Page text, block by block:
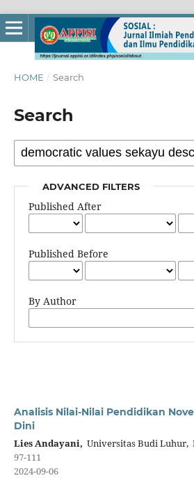
HOME / Search
Search
ADVANCED FILTERS
Published After
Published Before
By Author
Analisis Nilai-Nilai Pendidikan
Dini
Lies Andayani, Universitas Budi Luhur,
97-111
2024-09-06